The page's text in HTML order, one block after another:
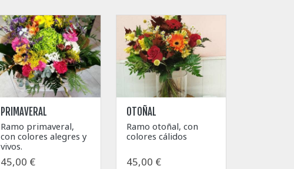
PRIMAVERAL
Ramo primaveral,
con colores alegres y
vivos.
45,00 €
OTOÑAL
Ramo otoñal, con
colores cálidos
45,00 €